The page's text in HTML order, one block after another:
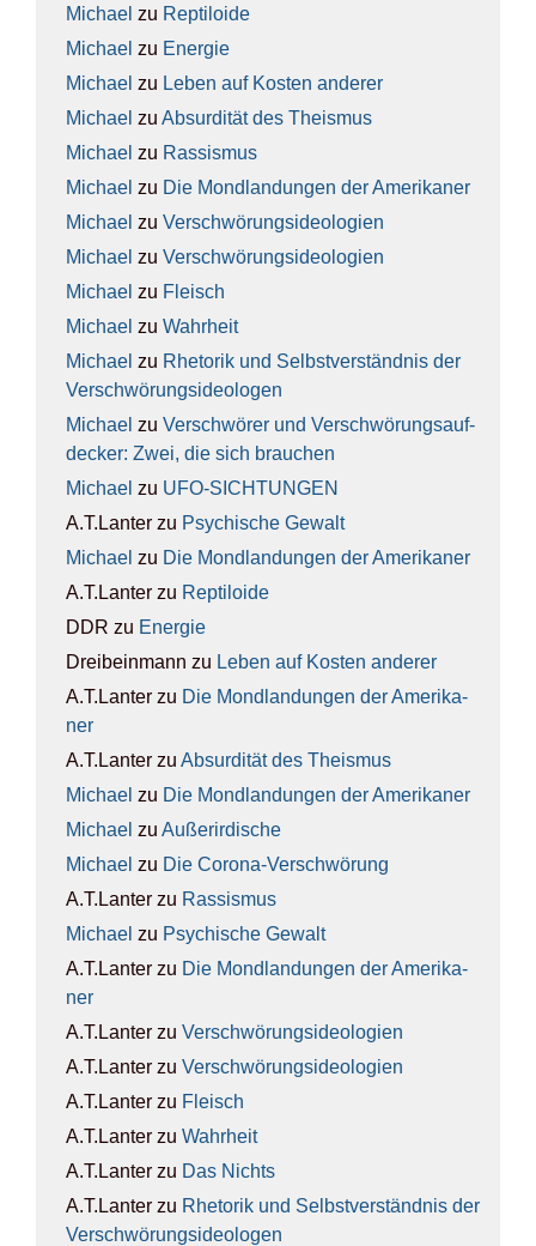
Michael zu Rep­ti­lo­ide
Michael zu Ener­gie
Michael zu Leben auf Kos­ten ande­rer
Michael zu Absur­di­tät des The­is­mus
Michael zu Ras­sis­mus
Michael zu Die Mond­lan­dun­gen der Ame­ri­ka­ner
Michael zu Ver­schwö­rungs­ideo­lo­gien
Michael zu Ver­schwö­rungs­ideo­lo­gien
Michael zu Fleisch
Michael zu Wahr­heit
Michael zu Rhe­to­rik und Selbst­ver­ständ­nis der
Ver­schwö­rungs­ideo­lo­gen
Michael zu Ver­schwö­rer und Ver­schwö­rungs­auf­
de­cker: Zwei, die sich brau­chen
Michael zu UFO-SICH­TUN­GEN
A.T.Lanter zu Psy­chi­sche Gewalt
Michael zu Die Mond­lan­dun­gen der Ame­ri­ka­ner
A.T.Lanter zu Rep­ti­lo­ide
DDR zu Ener­gie
Dreibeinmann zu Leben auf Kos­ten ande­rer
A.T.Lanter zu Die Mond­lan­dun­gen der Ame­ri­ka­
ner
A.T.Lanter zu Absur­di­tät des The­is­mus
Michael zu Die Mond­lan­dun­gen der Ame­ri­ka­ner
Michael zu Außer­ir­di­sche
Michael zu Die Coro­na-Ver­schwö­rung
A.T.Lanter zu Ras­sis­mus
Michael zu Psy­chi­sche Gewalt
A.T.Lanter zu Die Mond­lan­dun­gen der Ame­ri­ka­
ner
A.T.Lanter zu Ver­schwö­rungs­ideo­lo­gien
A.T.Lanter zu Ver­schwö­rungs­ideo­lo­gien
A.T.Lanter zu Fleisch
A.T.Lanter zu Wahr­heit
A.T.Lanter zu Das Nichts
A.T.Lanter zu Rhe­to­rik und Selbst­ver­ständ­nis der
Ver­schwö­rungs­ideo­lo­gen